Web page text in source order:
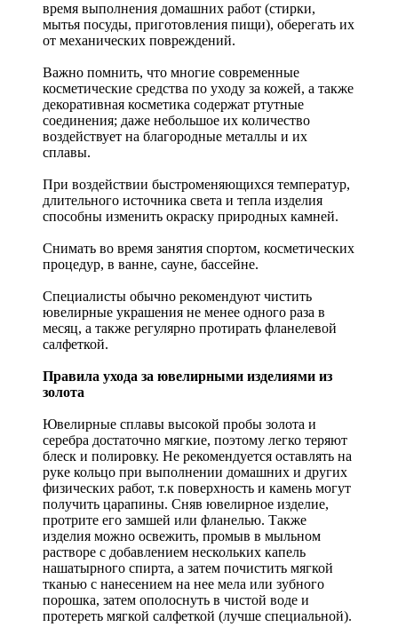
время выполнения домашних работ (стирки,
мытья посуды, приготовления пищи), оберегать их
от механических повреждений.
Важно помнить, что многие современные
косметические средства по уходу за кожей, а также
декоративная косметика содержат ртутные
соединения; даже небольшое их количество
воздействует на благородные металлы и их
сплавы.
При воздействии быстроменяющихся температур,
длительного источника света и тепла изделия
способны изменить окраску природных камней.
Снимать во время занятия спортом, косметических
процедур, в ванне, сауне, бассейне.
Специалисты обычно рекомендуют чистить
ювелирные украшения не менее одного раза в
месяц, а также регулярно протирать фланелевой
салфеткой.
Правила ухода за ювелирными изделиями из
золота
Ювелирные сплавы высокой пробы золота и
серебра достаточно мягкие, поэтому легко теряют
блеск и полировку. Не рекомендуется оставлять на
руке кольцо при выполнении домашних и других
физических работ, т.к поверхность и камень могут
получить царапины. Сняв ювелирное изделие,
протрите его замшей или фланелью. Также
изделия можно освежить, промыв в мыльном
растворе с добавлением нескольких капель
нашатырного спирта, а затем почистить мягкой
тканью с нанесением на нее мела или зубного
порошка, затем ополоснуть в чистой воде и
протереть мягкой салфеткой (лучше специальной).